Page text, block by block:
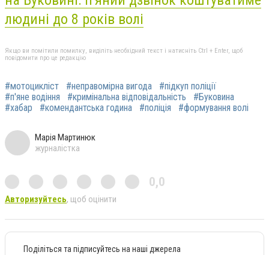
людині до 8 років волі
Якщо ви помітили помилку, виділіть необхідний текст і натисніть Ctrl + Enter, щоб
повідомити про це редакцію
#мотоцикліст #неправомірна вигода
#підкуп поліції
#п'яне водіння
#кримінальна відповідальність
#Буковина
#хабар
#комендантська година #поліція #формування волі
Марія Мартинюк
журналістка
0,0
Авторизуйтесь, щоб оцінити
Поділіться та підписуйтесь на наші джерела